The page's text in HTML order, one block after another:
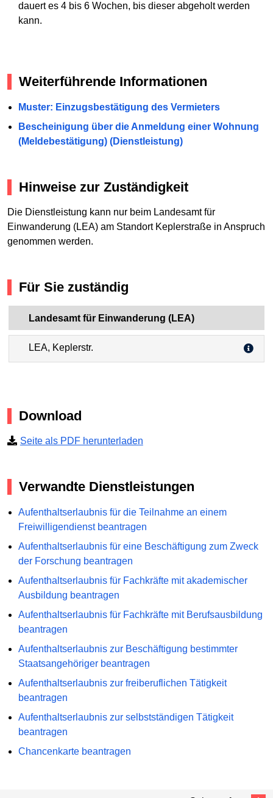
dauert es 4 bis 6 Wochen, bis dieser abgeholt werden
kann.
Weiterführende Informationen
Muster: Einzugsbestätigung des Vermieters
Bescheinigung über die Anmeldung einer Wohnung
(Meldebestätigung) (Dienstleistung)
Hinweise zur Zuständigkeit
Die Dienstleistung kann nur beim Landesamt für
Einwanderung (LEA) am Standort Keplerstraße in Anspruch
genommen werden.
Für Sie zuständig
Landesamt für Einwanderung (LEA)
LEA, Keplerstr.
Download
Seite als PDF herunterladen
Verwandte Dienstleistungen
Aufenthaltserlaubnis für die Teilnahme an einem
Freiwilligendienst beantragen
Aufenthaltserlaubnis für eine Beschäftigung zum Zweck
der Forschung beantragen
Aufenthaltserlaubnis für Fachkräfte mit akademischer
Ausbildung beantragen
Aufenthaltserlaubnis für Fachkräfte mit Berufsausbildung
beantragen
Aufenthaltserlaubnis zur Beschäftigung bestimmter
Staatsangehöriger beantragen
Aufenthaltserlaubnis zur freiberuflichen Tätigkeit
beantragen
Aufenthaltserlaubnis zur selbstständigen Tätigkeit
beantragen
Chancenkarte beantragen